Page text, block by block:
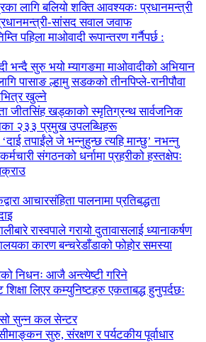
लागि बलियो शक्ति आवश्यकः प्रधानमन्त्री
सांसद सवाल जवाफ
पहिला माओवादी रूपान्तरण गर्नैपर्छ :
भन्दै सुरु भयो म्यागङमा माओवादीको अभियान
पासाङ ल्हामु सडकको तीनपिप्ले-रानीपौवा
खुल्ने
जीतसिंह खड्काको स्मृतिग्रन्थ सार्वजनिक
२३३ प्रमुख उपलब्धिहरू
तपाईंले जे भन्नुहुन्छ त्यहि मान्छु’ नभन्नु
संगठनको धर्नामा प्रहरीको हस्तक्षेपः
आचारसंहिता पालनामा प्रतिबद्धता
रास्वपाले गरायो दुतावासलाई ध्यानाकर्षण
कारण बन्चरेडाँडाको फोहोर समस्या
निधनः आजै अन्त्येष्टी गरिने
लिएर कम्युनिष्टहरु एकताबद्ध हुनुपर्दछः
सुन्न कल सेन्टर
सुरु, संरक्षण र पर्यटकीय पूर्वाधार